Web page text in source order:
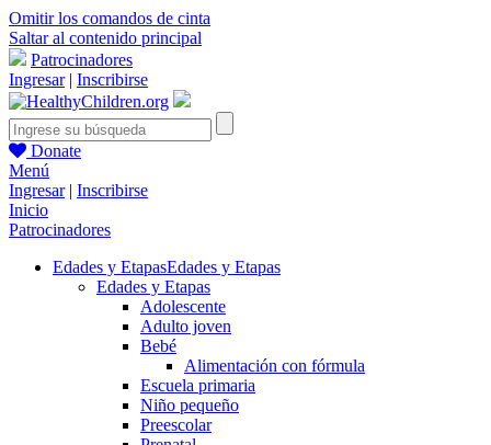
Omitir los comandos de cinta
Saltar al contenido principal
Patrocinadores
Ingresar| Inscribirse
Donate
Menú
Ingresar| Inscribirse
Inicio
Patrocinadores
Edades y EtapasEdades y Etapas
Edades y Etapas
Adolescente
Adulto joven
Bebé
Alimentación con fórmula
Escuela primaria
Niño pequeño
Preescolar